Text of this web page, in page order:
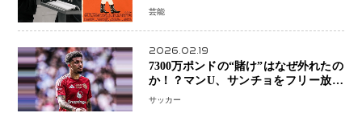
の大惨事コメディ「DIGGER ディガ
芸能
2026.02.19
7300万ポンドの“賭け”はなぜ外れたの
か！？マンU、サンチョをフリー放出
へ・・・補強戦略の転換点に
サッカー